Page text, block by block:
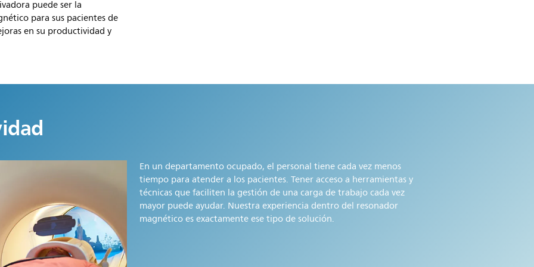
puede ser la
para sus pacientes de
en su productividad y
En un departamento ocupado, el personal tiene cada vez menos
tiempo para atender a los pacientes. Tener acceso a herramientas y
técnicas que faciliten la gestión de una carga de trabajo cada vez
mayor puede ayudar. Nuestra experiencia dentro del resonador
magnético es exactamente ese tipo de solución.